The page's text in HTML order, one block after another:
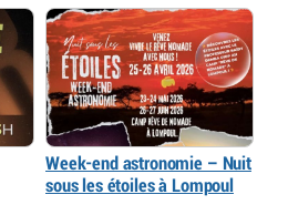
Week-end astronomie – Nuit
sous les étoiles à Lompoul